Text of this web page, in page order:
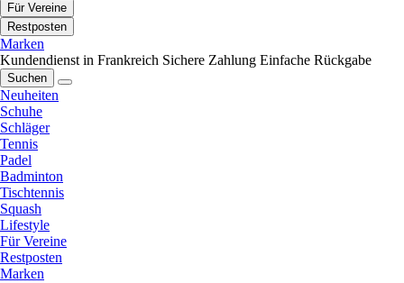
Für Vereine
Restposten
Marken
Kundendienst in Frankreich Sichere Zahlung Einfache Rückgabe
Suchen
Neuheiten
Schuhe
Schläger
Tennis
Padel
Badminton
Tischtennis
Squash
Lifestyle
Für Vereine
Restposten
Marken